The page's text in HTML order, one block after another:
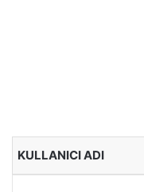
KULLANICI ADI